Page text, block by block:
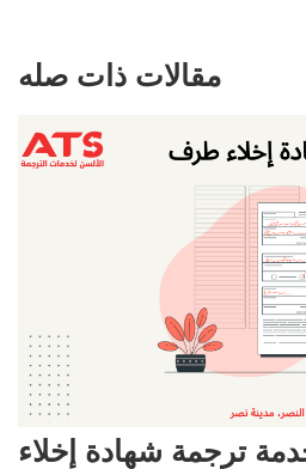
مقالات ذات صله
ترجمة شهادة إخلاء